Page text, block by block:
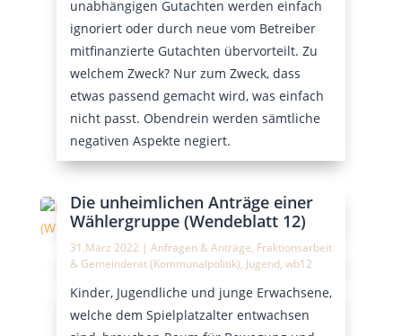
unabhängigen Gutachten werden einfach
ignoriert oder durch neue vom Betreiber
mitfinanzierte Gutachten übervorteilt. Zu
welchem Zweck? Nur zum Zweck, dass
etwas passend gemacht wird, was einfach
nicht passt. Obendrein werden sämtliche
negativen Aspekte negiert.
Die unheimlichen Anträge einer
Wählergruppe (Wendeblatt 12)
31.März 2022 | Anfragen & Anträge, Fraktionsarbeit
& Gemeinderat (Kommunalpolitik), Jugend, wb12
Kinder, Jugendliche und junge Erwachsene,
welche dem Spielplatzalter entwachsen